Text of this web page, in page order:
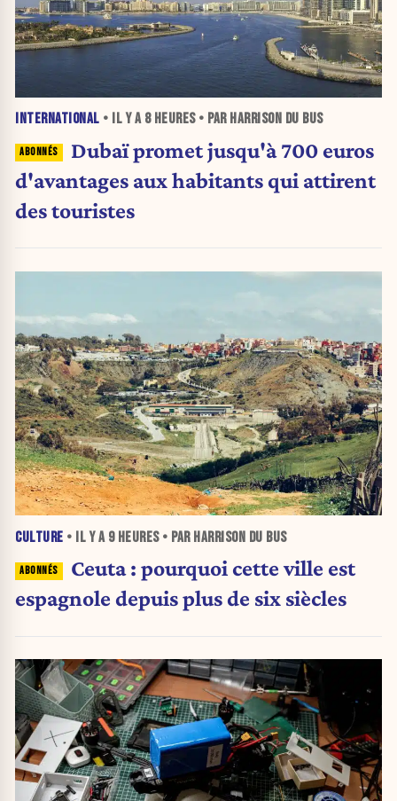
INTERNATIONAL • IL Y A 8 HEURES• PAR HARRISON DU BUS
Dubaï promet jusqu'à 700 euros
d'avantages aux habitants qui attirent
des touristes
CULTURE • IL Y A 9 HEURES• PAR HARRISON DU BUS
Ceuta : pourquoi cette ville est
espagnole depuis plus de six siècles